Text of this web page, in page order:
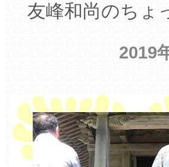
友峰和尚のちょ